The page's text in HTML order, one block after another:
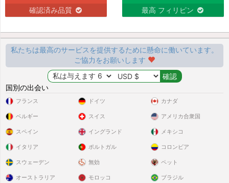
確認済み品質 最高 フィリピン
私たちは最高のサービスを提供するために懸命に働いています。
ご協力をお願いします
国別の出会い
フランス
ベルギー
スペイン
イタリア
スウェーデン
ドイツ
スイス
イングランド
ポルトガル
無効
カナダ
アメリカ合衆国
メキシコ
コロンビア
ペット
オーストラリア モロッコ ブラジル